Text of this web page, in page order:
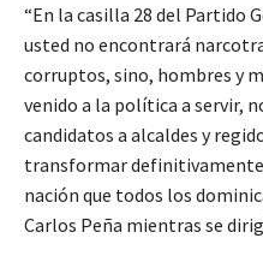
“En la casilla 28 del Partido
usted no encontrará
corruptos, sino, hombres y
venido a la política a servir,
candidatos a alcaldes y
transformar definitivamente
nación que todos los
Carlos Peña mientras se